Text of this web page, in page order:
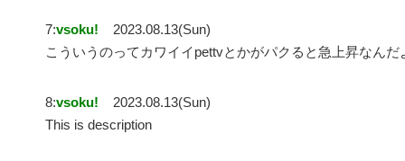
7:vsoku!
2023.08.13(Sun)
こういうのってカワイイpettvとかがパクると急上昇なんだ
8:vsoku!
2023.08.13(Sun)
This is description